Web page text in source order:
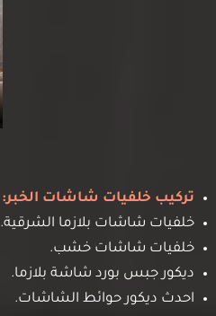
تركيب خلفيات شاشات الخبر:
خلفيات شاشات بلازما الشرقية.
خلفيات شاشات خشب.
ديكور جبس بورد شاشة بلازما.
احدث ديكور حوائط الشاشات.